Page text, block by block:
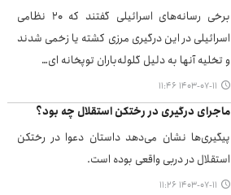
برخی رسانه‌های اسرائیلی گفتند که 20 نظامی
اسرائیلی در این درگیری مرزی کشته یا زخمی شدند
و تخلیه آنها به دلیل گلوله‌باران توپخانه ای…
۱۴۰۳-۰۷-۱۱ ۱۱:۴۶
ماجرای درگیری در رختکن استقلال چه بود؟
پیگیری‌ها نشان می‌دهد داستان دعوا در رختکن
استقلال در دربی واقعی بوده است.
۱۴۰۳-۰۷-۱۱ ۱۱:۲۶